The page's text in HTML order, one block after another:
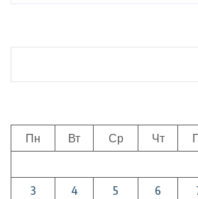
Пн Вт Ср Чт
3
4 5 6